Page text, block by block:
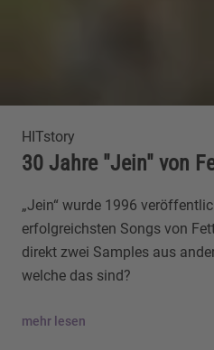
HITstory
30 Jahre "Jein" von
„Jein“ wurde 1996
erfolgreichsten Songs von
direkt zwei Samples aus
welche das sind?
mehr lesen